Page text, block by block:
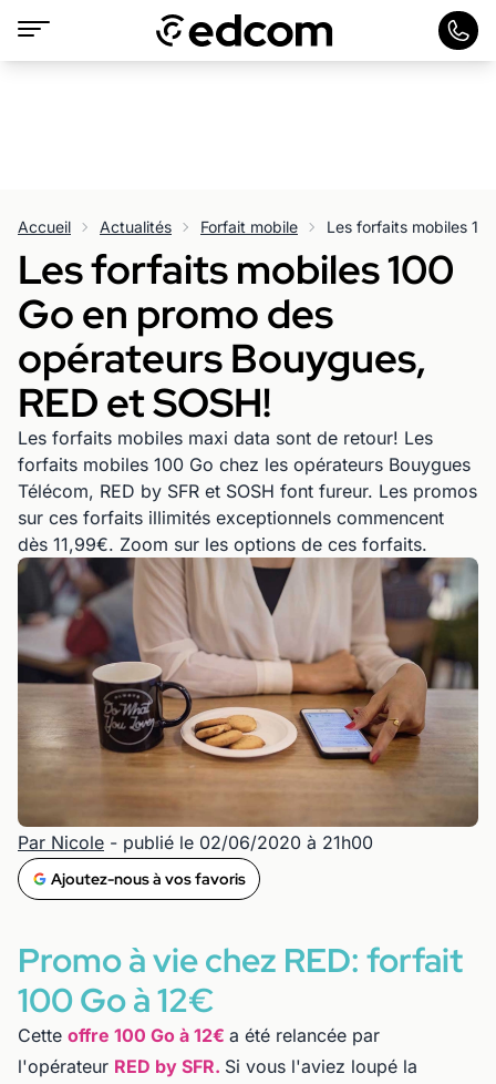
Accueil Actualités Forfait mobile
Les forfaits mobiles 100
Go en promo des
opérateurs Bouygues,
RED et SOSH!
Les forfaits mobiles maxi data sont de retour! Les
forfaits mobiles 100 Go chez les opérateurs Bouygues
Télécom, RED by SFR et SOSH font fureur. Les promos
sur ces forfaits illimités exceptionnels commencent
dès 11,99€. Zoom sur les options de ces forfaits.
Par Nicole - publié le 02/06/2020 à 21h00
Ajoutez-nous à vos favoris
Promo à vie chez RED: forfait
100 Go à 12€
Cette offre 100 Go à 12€ a été relancée par
l'opérateur RED by SFR. Si vous l'aviez loupé la